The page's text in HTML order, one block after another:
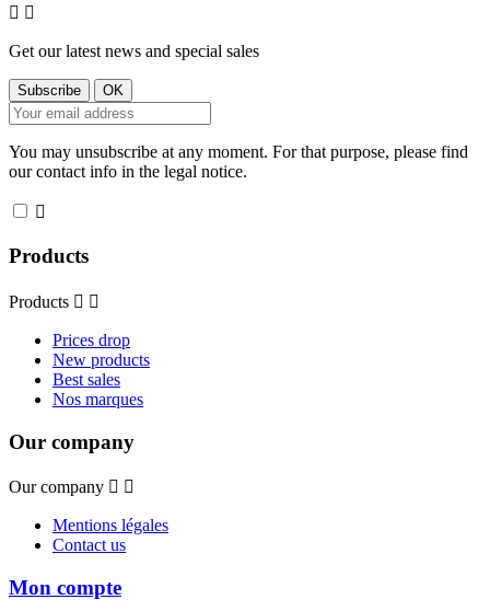
 
Get our latest news and special sales
You may unsubscribe at any moment. For that purpose, please find
our contact info in the legal notice.

Products
Products  
Prices drop
New products
Best sales
Nos marques
Our company
Our company  
Mentions légales
Contact us
Mon compte